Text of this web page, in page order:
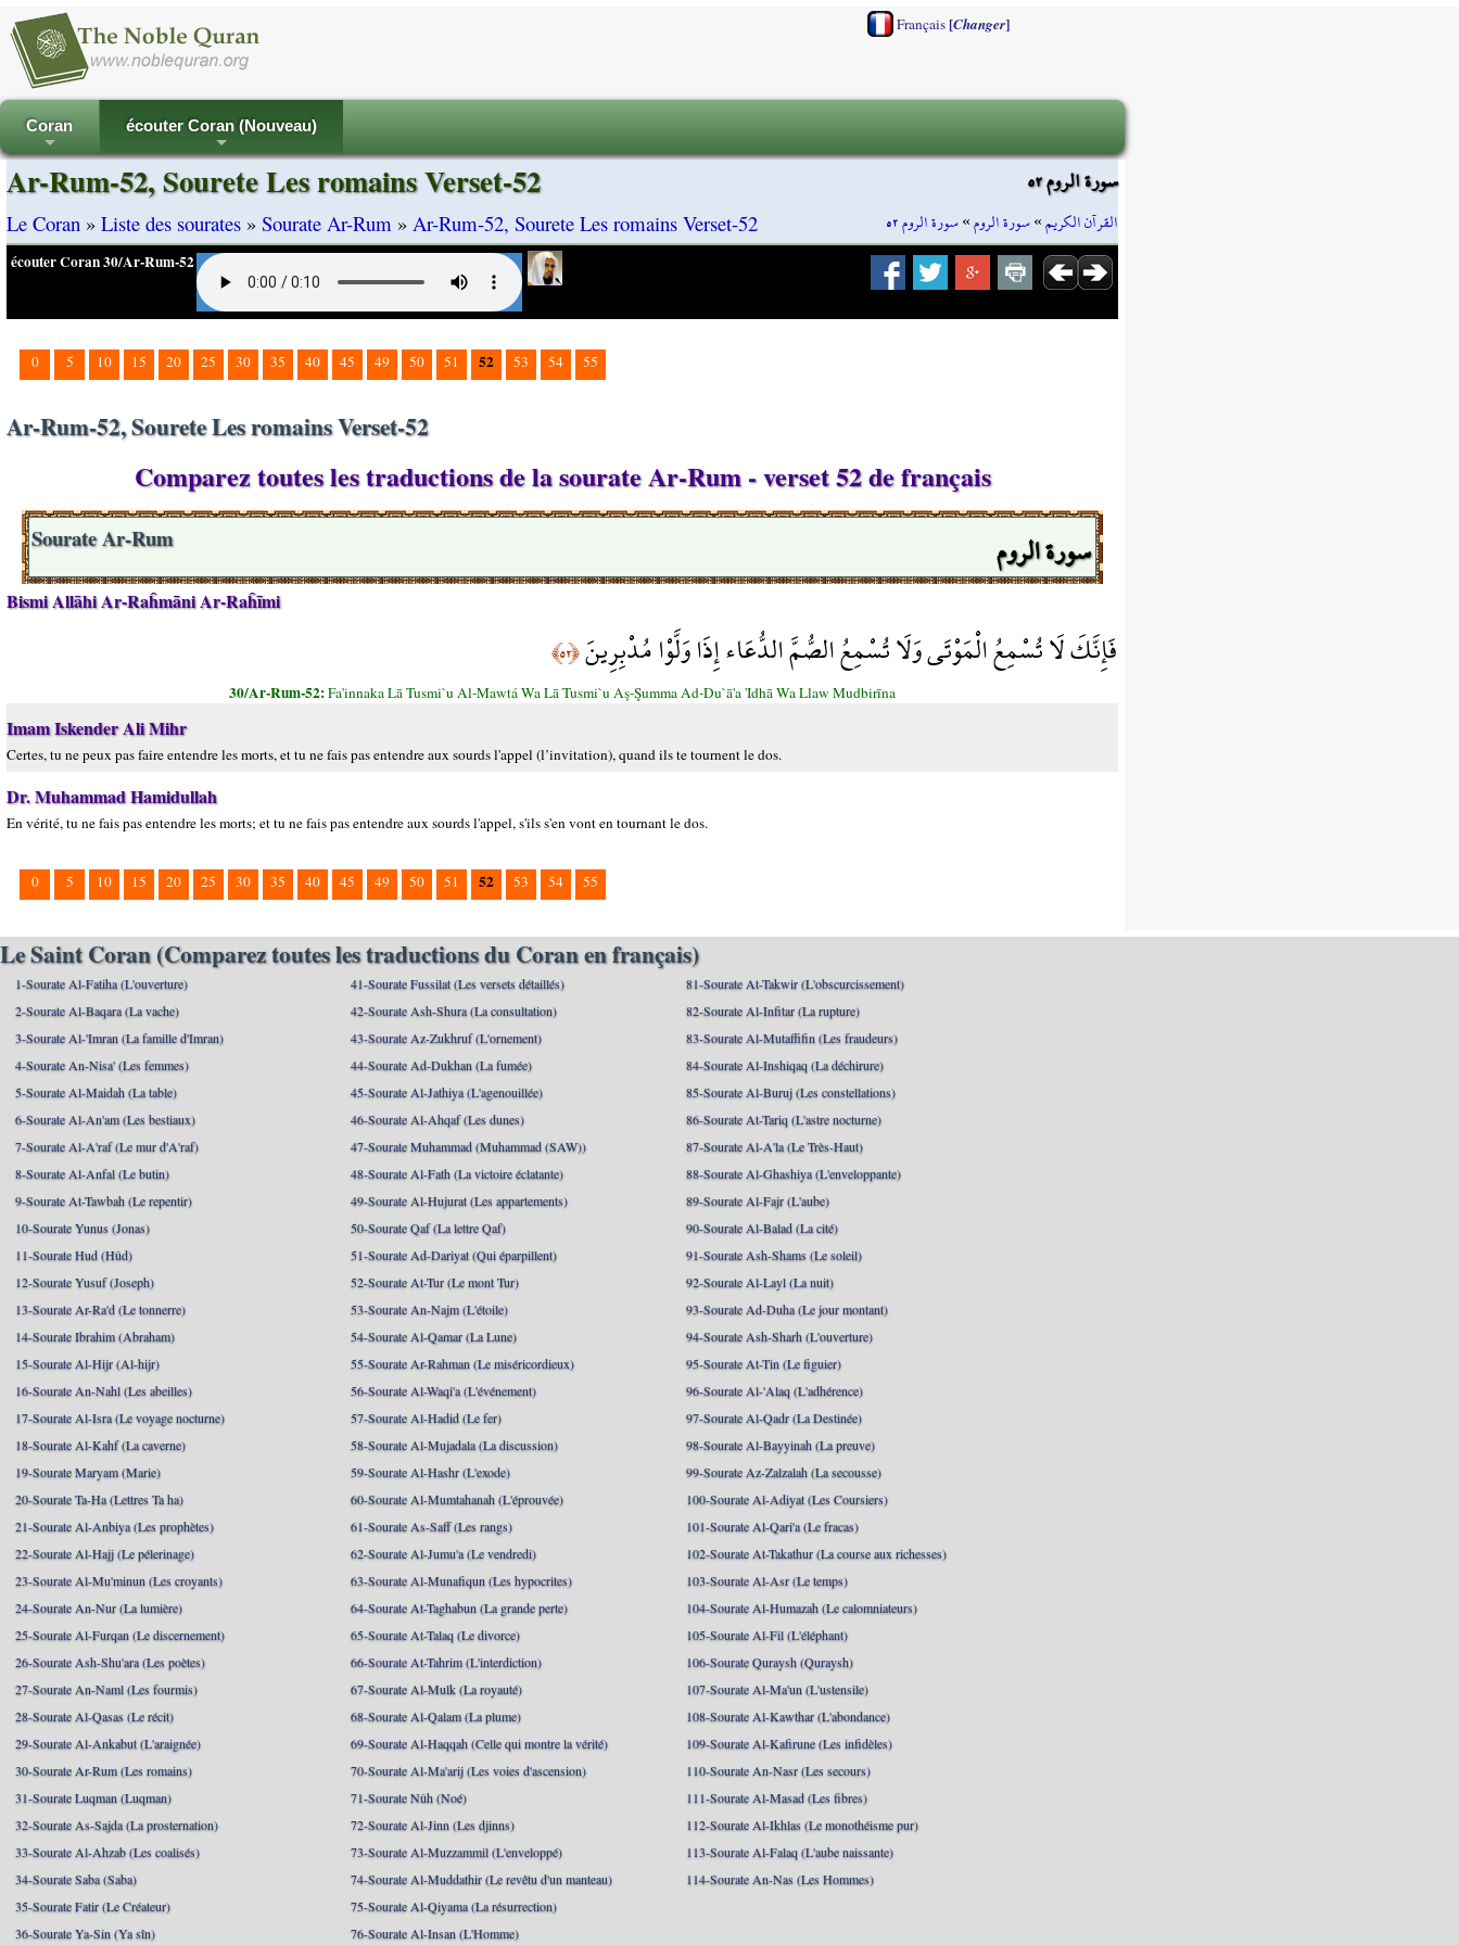
Français[Changer]
+
Coran
+
écouter Coran (Nouveau)
سورة الروم ٥٢
القرآن الكريم»سورة الروم»سورة الروم ٥٢
Ar-Rum-52, Sourete Les romains Verset-52
Le Coran » Liste des sourates » Sourate Ar-Rum » Ar-Rum-52, Sourete Les romains Verset-52
écouter Coran 30/Ar-Rum-52
0 5 10 15 20 25 30 35 40 45 49 50 51 52 53 54 55
Ar-Rum-52, Sourete Les romains Verset-52
Comparez toutes les traductions de la sourate Ar-Rum - verset 52 de français
سورة الروم Sourate Ar-Rum
Bismi Allāhi Ar-Raĥmāni Ar-Raĥīmi
فَإِنَّكَ لَا تُسْمِعُ الْمَوْتَى وَلَا تُسْمِعُ الصُّمَّ الدُّعَاء إِذَا وَلَّوْا مُدْبِرِينَ﴿٥٢﴾
30/Ar-Rum-52:Fa'innaka Lā Tusmi`u Al-Mawtá Wa Lā Tusmi`u Aş-Şumma Ad-Du`ā'a 'Idhā Wa Llaw Mudbirīna
Imam Iskender Ali Mihr
Certes, tu ne peux pas faire entendre les morts, et tu ne fais pas entendre aux sourds l'appel (l’invitation), quand ils te tournent le dos.
Dr. Muhammad Hamidullah
En vérité, tu ne fais pas entendre les morts; et tu ne fais pas entendre aux sourds l'appel, s'ils s'en vont en tournant le dos.
0 5 10 15 20 25 30 35 40 45 49 50 51 52 53 54 55
Le Saint Coran (Comparez toutes les traductions du Coran en français)
1-Sourate Al-Fatiha (L'ouverture)
2-Sourate Al-Baqara (La vache)
3-Sourate Al-'Imran (La famille d'Imran)
4-Sourate An-Nisa' (Les femmes)
5-Sourate Al-Maidah (La table)
6-Sourate Al-An'am (Les bestiaux)
7-Sourate Al-A'raf (Le mur d'A'raf)
8-Sourate Al-Anfal (Le butin)
9-Sourate At-Tawbah (Le repentir)
10-Sourate Yunus (Jonas)
11-Sourate Hud (Hûd)
12-Sourate Yusuf (Joseph)
13-Sourate Ar-Ra'd (Le tonnerre)
14-Sourate Ibrahim (Abraham)
15-Sourate Al-Hijr (Al-hijr)
16-Sourate An-Nahl (Les abeilles)
17-Sourate Al-Isra (Le voyage nocturne)
18-Sourate Al-Kahf (La caverne)
19-Sourate Maryam (Marie)
20-Sourate Ta-Ha (Lettres Ta ha)
21-Sourate Al-Anbiya (Les prophètes)
22-Sourate Al-Hajj (Le pélerinage)
23-Sourate Al-Mu'minun (Les croyants)
24-Sourate An-Nur (La lumière)
25-Sourate Al-Furqan (Le discernement)
26-Sourate Ash-Shu'ara (Les poètes)
27-Sourate An-Naml (Les fourmis)
28-Sourate Al-Qasas (Le récit)
29-Sourate Al-Ankabut (L'araignée)
30-Sourate Ar-Rum (Les romains)
31-Sourate Luqman (Luqman)
32-Sourate As-Sajda (La prosternation)
33-Sourate Al-Ahzab (Les coalisés)
34-Sourate Saba (Saba)
35-Sourate Fatir (Le Créateur)
36-Sourate Ya-Sin (Ya sîn)
41-Sourate Fussilat (Les versets détaillés)
42-Sourate Ash-Shura (La consultation)
43-Sourate Az-Zukhruf (L'ornement)
44-Sourate Ad-Dukhan (La fumée)
45-Sourate Al-Jathiya (L'agenouillée)
46-Sourate Al-Ahqaf (Les dunes)
47-Sourate Muhammad (Muhammad (SAW))
48-Sourate Al-Fath (La victoire éclatante)
49-Sourate Al-Hujurat (Les appartements)
50-Sourate Qaf (La lettre Qaf)
51-Sourate Ad-Dariyat (Qui éparpillent)
52-Sourate At-Tur (Le mont Tur)
53-Sourate An-Najm (L'étoile)
54-Sourate Al-Qamar (La Lune)
55-Sourate Ar-Rahman (Le miséricordieux)
56-Sourate Al-Waqi'a (L'événement)
57-Sourate Al-Hadid (Le fer)
58-Sourate Al-Mujadala (La discussion)
59-Sourate Al-Hashr (L'exode)
60-Sourate Al-Mumtahanah (L'éprouvée)
61-Sourate As-Saff (Les rangs)
62-Sourate Al-Jumu'a (Le vendredi)
63-Sourate Al-Munafiqun (Les hypocrites)
64-Sourate At-Taghabun (La grande perte)
65-Sourate At-Talaq (Le divorce)
66-Sourate At-Tahrim (L'interdiction)
67-Sourate Al-Mulk (La royauté)
68-Sourate Al-Qalam (La plume)
69-Sourate Al-Haqqah (Celle qui montre la vérité)
70-Sourate Al-Ma'arij (Les voies d'ascension)
71-Sourate Nûh (Noé)
72-Sourate Al-Jinn (Les djinns)
73-Sourate Al-Muzzammil (L'enveloppé)
74-Sourate Al-Muddathir (Le revêtu d'un manteau)
75-Sourate Al-Qiyama (La résurrection)
76-Sourate Al-Insan (L'Homme)
81-Sourate At-Takwir (L'obscurcissement)
82-Sourate Al-Infitar (La rupture)
83-Sourate Al-Mutaffifin (Les fraudeurs)
84-Sourate Al-Inshiqaq (La déchirure)
85-Sourate Al-Buruj (Les constellations)
86-Sourate At-Tariq (L'astre nocturne)
87-Sourate Al-A'la (Le Très-Haut)
88-Sourate Al-Ghashiya (L'enveloppante)
89-Sourate Al-Fajr (L'aube)
90-Sourate Al-Balad (La cité)
91-Sourate Ash-Shams (Le soleil)
92-Sourate Al-Layl (La nuit)
93-Sourate Ad-Duha (Le jour montant)
94-Sourate Ash-Sharh (L'ouverture)
95-Sourate At-Tin (Le figuier)
96-Sourate Al-'Alaq (L'adhérence)
97-Sourate Al-Qadr (La Destinée)
98-Sourate Al-Bayyinah (La preuve)
99-Sourate Az-Zalzalah (La secousse)
100-Sourate Al-Adiyat (Les Coursiers)
101-Sourate Al-Qari'a (Le fracas)
102-Sourate At-Takathur (La course aux richesses)
103-Sourate Al-Asr (Le temps)
104-Sourate Al-Humazah (Le calomniateurs)
105-Sourate Al-Fil (L'éléphant)
106-Sourate Quraysh (Quraysh)
107-Sourate Al-Ma'un (L'ustensile)
108-Sourate Al-Kawthar (L'abondance)
109-Sourate Al-Kafirune (Les infidèles)
110-Sourate An-Nasr (Les secours)
111-Sourate Al-Masad (Les fibres)
112-Sourate Al-Ikhlas (Le monothéisme pur)
113-Sourate Al-Falaq (L'aube naissante)
114-Sourate An-Nas (Les Hommes)